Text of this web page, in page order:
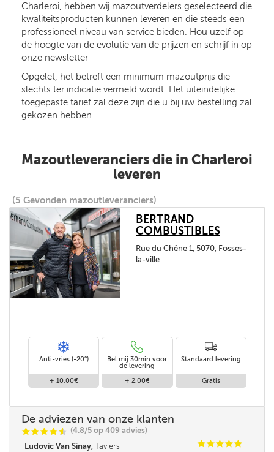
Charleroi, hebben wij mazoutverdelers geselecteerd die
kwaliteitsproducten kunnen leveren en die steeds een
professioneel niveau van service bieden. Hou uzelf op
de hoogte van de evolutie van de prijzen en schrijf in op
onze newsletter
Opgelet, het betreft een minimum mazoutprijs die
slechts ter indicatie vermeld wordt. Het uiteindelijke
toegepaste tarief zal deze zijn die u bij uw bestelling zal
gekozen hebben.
Mazoutleveranciers die in Charleroi
leveren
(5 Gevonden mazoutleveranciers)
BERTRAND
COMBUSTIBLES
Rue du Chêne 1, 5070, Fosses-
la-ville
Anti-vries (-20°)
+ 10,00€
Bel mij 30min voor
de levering
+ 2,00€
Standaard levering
Gratis
De adviezen van onze klanten
CCCCi
@ (4.8/5 op 409 advies)
Ludovic Van Sinay, Taviers CCCCC